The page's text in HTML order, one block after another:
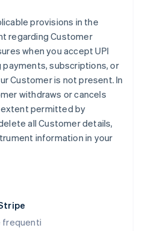
frequenti
provisions in the
regarding Customer
when you accept UPI
subscriptions, or
Customer is not present. In
withdraws or cancels
permitted by
all Customer details,
information in your